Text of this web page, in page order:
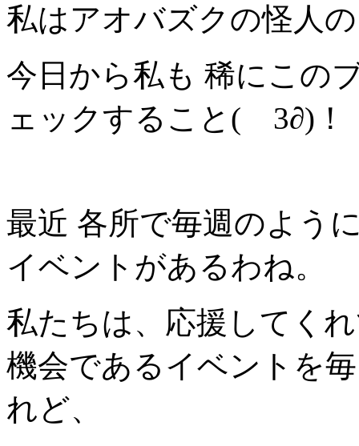
私はアオバズクの怪人
今日から私も 稀にこの
ェックすること(ゝ3∂)！
最近 各所で毎週のよう
イベントがあるわね。
私たちは、応援してく
機会であるイベントを
れど、